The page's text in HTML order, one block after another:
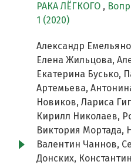
РАКА ЛЁГКОГО ,
1 (2020)
Александр
Елена Жильцова,
Екатерина Бусько,
Артемьева,
Новиков, Лариса
Кирилл Николаев,
Виктория Мортада,
Валентин Чаннов,
Донских,